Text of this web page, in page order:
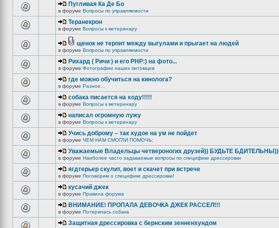
Пугливая Ка Де Бо
в форуме Вопросы по управляемости
Теранекрон
в форуме Вопросы к ветеринару
щенок не терпит между выгулами и прыгает на людей
в форуме Вопросы по управляемости
Рихард ( Ричи ) и его РНР:) на фото...
в форуме Фотографии наших питомцев
где можно обучиться на кинолога?
в форуме Разное...
собака писается на ходу!!!!!
в форуме Вопросы к ветеринару
написал огромную лужу
в форуме Вопросы к ветеринару
Учись доброму – так худое на ум не пойдет
в форуме ЧЕМ НАМ СМОГЛИ ПОМОЧЬ:
Уважаемые Владельцы четвероногих друзей)) БУДЬТЕ БДИТЕЛЬНЫ))
в форуме Наиболее часто задаваемые вопросы по специфике дрессировки
ягдтерьер скулит, воет и скачет при встрече
в форуме Поговорим о специфике дрессировки!
кусачий джек
в форуме Правила форума
ВНИМАНИЕ! ПРОПАЛА ДЕВОЧКА ДЖЕК РАССЕЛ!!!
в форуме Потерялась собака
Защитная дрессировка с бернским зенненхундом